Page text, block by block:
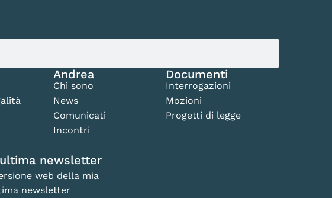
Andrea
Chi sono
News
Comunicati
Incontri
Documenti
Interrogazioni
Mozioni
Progetti di legge
newsletter
web della mia
newsletter